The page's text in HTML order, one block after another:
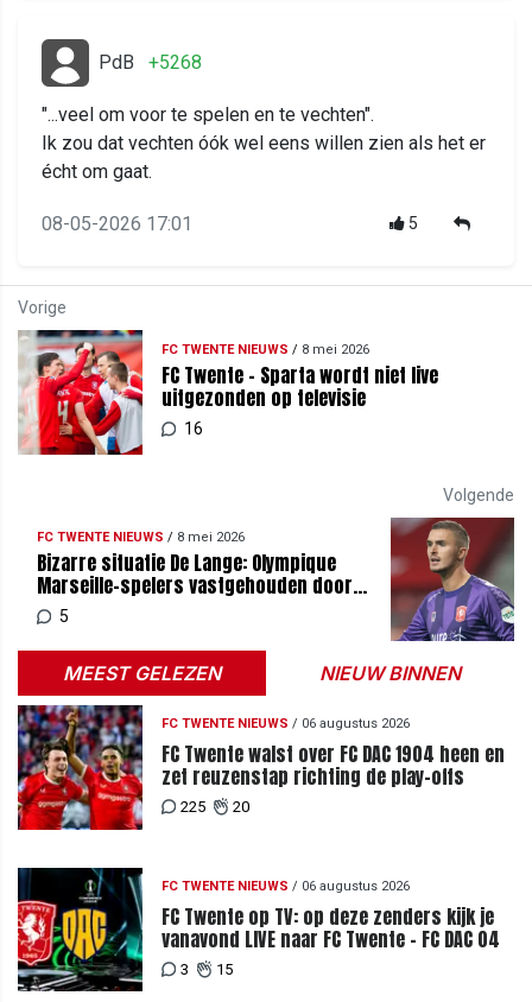
PdB +5268
"...veel om voor te spelen en te vechten".
Ik zou dat vechten óók wel eens willen zien als het er
écht om gaat.
08-05-2026 17:01 5
Vorige
FC TWENTE NIEUWS / 8 mei 2026
FC Twente - Sparta wordt niet live
uitgezonden op televisie
16
Volgende
FC TWENTE NIEUWS / 8 mei 2026
Bizarre situatie De Lange: Olympique
Marseille-spelers vastgehouden door
clubleiding
5
MEEST GELEZEN NIEUW BINNEN
FC TWENTE NIEUWS / 06 augustus 2026
FC Twente walst over FC DAC 1904 heen en
zet reuzenstap richting de play-offs
225 20
FC TWENTE NIEUWS / 06 augustus 2026
FC Twente op TV: op deze zenders kijk je
vanavond LIVE naar FC Twente - FC DAC 04
3 15